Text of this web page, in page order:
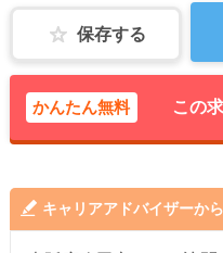
保存する
かんたん無料 この
キャリアアドバイザーか